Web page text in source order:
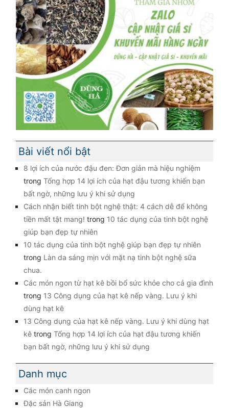
Bài viết nổi bật
8 lợi ích của nước đậu đen: Đơn giản mà hiệu nghiệm
trong Tổng hợp 14 lợi ích của hạt đậu tương khiến bạn
bất ngờ, những lưu ý khi sử dụng
Cách nhận biết tinh bột nghệ thật: 4 cách dễ để không
tiền mất tật mang! trong 10 tác dụng của tinh bột nghệ
giúp bạn đẹp tự nhiên
10 tác dụng của tinh bột nghệ giúp bạn đẹp tự nhiên
trong Làn da sáng mịn với mặt nạ tinh bột nghệ sữa
chua.
Các món ngon từ hạt kê bồi bổ sức khỏe cho cả gia đình
trong 13 Công dụng của hạt kê nếp vàng. Lưu ý khi
dùng hạt kê
13 Công dụng của hạt kê nếp vàng. Lưu ý khi dùng hạt
kê trong Tổng hợp 14 lợi ích của hạt đậu tương khiến
bạn bất ngờ, những lưu ý khi sử dụng
Danh mục
Các món canh ngon
Đặc sản Hà Giang